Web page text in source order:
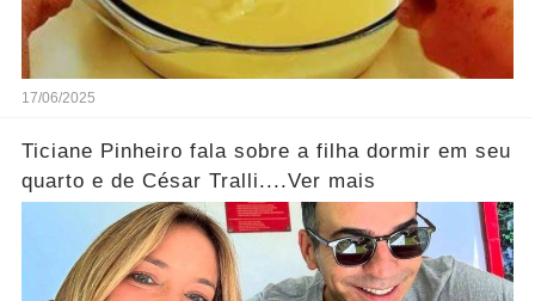
17/06/2025
Ticiane Pinheiro fala sobre a filha dormir em seu
quarto e de César Tralli....Ver mais